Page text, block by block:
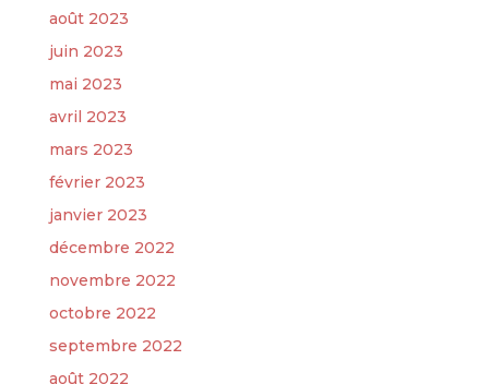
août 2023
juin 2023
mai 2023
avril 2023
mars 2023
février 2023
janvier 2023
décembre 2022
novembre 2022
octobre 2022
septembre 2022
août 2022